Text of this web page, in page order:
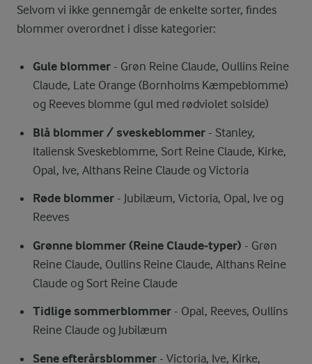
Selvom vi ikke gennemgår de enkelte sorter, findes
blommer overordnet i disse kategorier:
Gule blommer - Grøn Reine Claude, Oullins Reine
Claude, Late Orange (Bornholms Kæmpeblomme)
og Reeves blomme (gul med rødviolet solside)
Blå blommer / sveskeblommer - Stanley,
Italiensk Sveskeblomme, Sort Reine Claude, Kirke,
Opal, Ive, Althans Reine Claude og Victoria
Røde blommer - Jubilæum, Victoria, Opal, Ive og
Reeves
Grønne blommer (Reine Claude‑typer) - Grøn
Reine Claude, Oullins Reine Claude, Althans Reine
Claude og Sort Reine Claude
Tidlige sommerblommer - Opal, Reeves, Oullins
Reine Claude og Jubilæum
Sene efterårsblommer - Victoria, Ive, Kirke,